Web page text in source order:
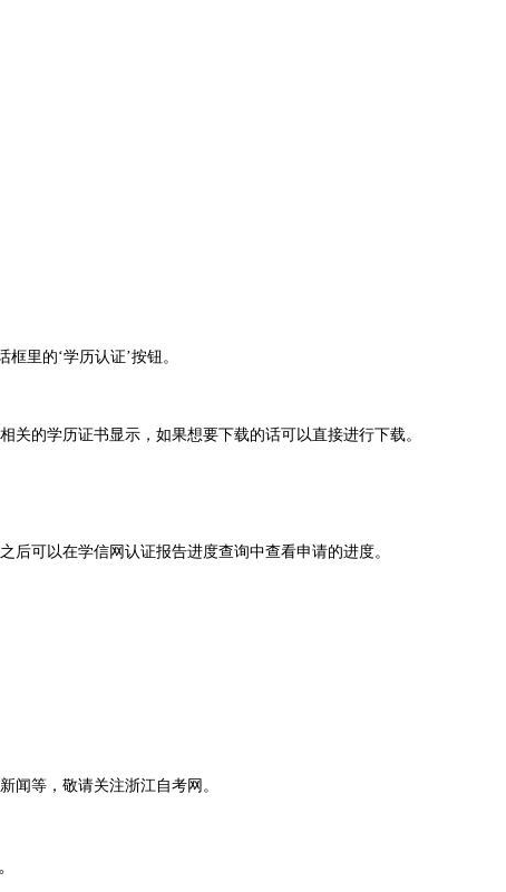
里的‘学历认证’按钮。
的学历证书显示，如果想要下载的话可以直接进行下载。
可以在学信网认证报告进度查询中查看申请的进度。
闻等，敬请关注浙江自考网。